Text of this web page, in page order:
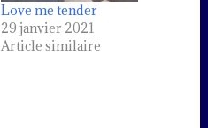
Love me tender
29 janvier 2021
Article similaire